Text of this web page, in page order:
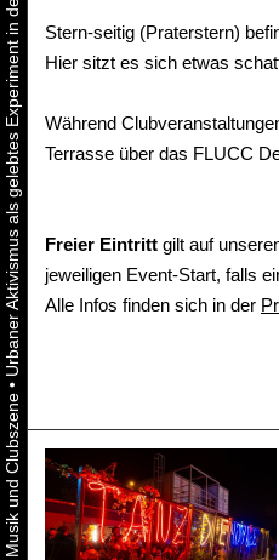
•
Stern-seitig (Praterstern)
Hier sitzt es sich etwas
Während
Terrasse über das FLUCC
Freier Eintritt gilt auf
jeweiligen Event-Start, falls
Alle Infos finden sich in der